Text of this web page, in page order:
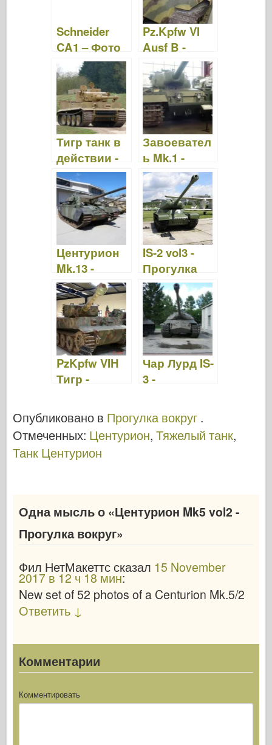
Schneider
CA1 – Фото
и видео
Pz.Kpfw VI
Ausf B -
WalkAround
Тигр танк в
действии -
WalkAround
Завоевател
ь Mk.1 -
WalkAround
Центурион
Mk.13 -
Прогулка
вокруг
IS-2 vol3 -
Прогулка
вокруг
PzKpfw VIH
Тигр -
Чар Лурд IS-
3 -
Опубликовано в Прогулка вокруг .
Отмеченных: Центурион, Тяжелый танк,
Танк Центурион
Одна мысль о «Центурион Mk5 vol2 -
Прогулка вокруг»
Фил НетМакеттссказал 15 November
2017в 12 ч 18 мин:
New set of 52 photos of a Centurion Mk.5/2
Ответить ↓
Комментарии
Комментировать